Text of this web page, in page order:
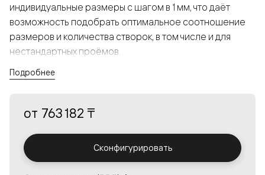
индивидуальные размеры с шагом в 1 мм, что даёт
возможность подобрать оптимальное соотношение
размеров и количества створок, в том числе и для
нестандартных проёмов.
а большой выбор вставок из стекла с различными
решения в интерьере и варьировать освещённость.
Подробнее
от 763 182 ₸
Сконфигурировать